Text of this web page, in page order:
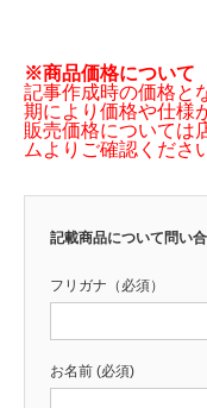
※商品価格について
記事作成時の価格と
期により価格や仕様
販売価格については
ムよりご確認くださ
記載商品について問い
フリガナ（必須）
お名前 (必須)